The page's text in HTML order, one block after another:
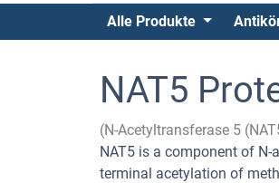
Alle Produkte
NAT5
(N-Acetyltransferase 5
NAT5 is a component of
terminal acetylation of